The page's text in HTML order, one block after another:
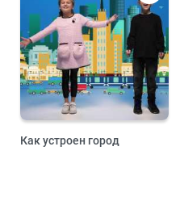
Как устроен город